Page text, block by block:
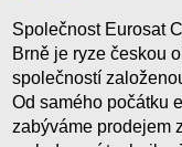
Společnost Eurosat
Brně je ryze českou
společností
Od samého počátku
zabýváme prodejem